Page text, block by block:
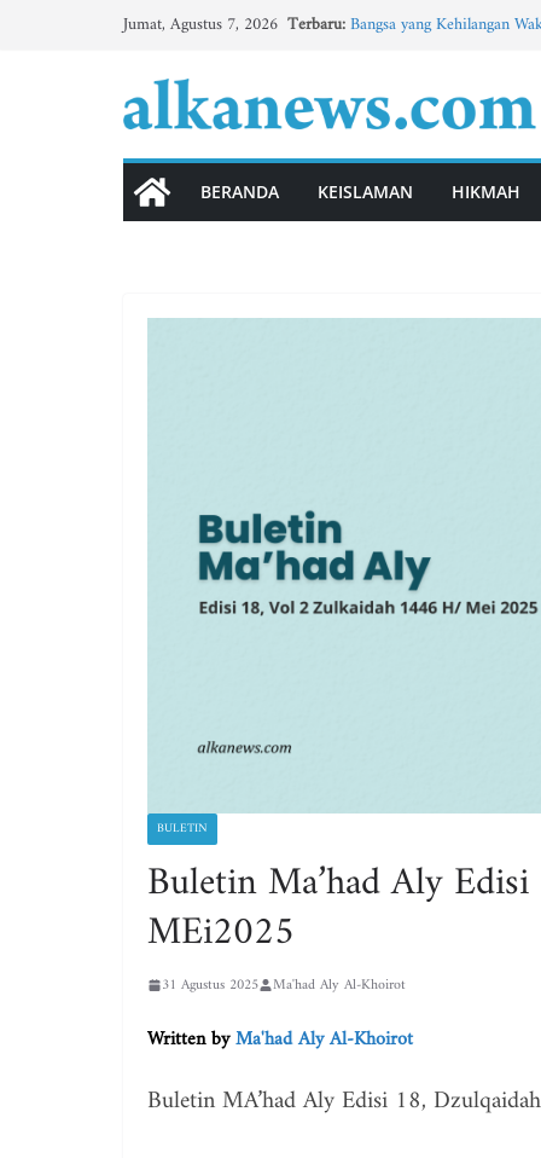
Jumat, Agustus 7, 2026 Terbaru:Bangsa yang Kehilangan
Buletin MTs Al-Khoirot
BULETIN MADIN AL-
BERANDA KEISLAMAN HIKMAH
BULETIN
Buletin Ma’had Aly
MEi2025
31 Agustus 2025 Ma'had Aly Al-Khoirot
Written byMa'had Aly Al-Khoirot
Buletin MA’had Aly Edisi 18,